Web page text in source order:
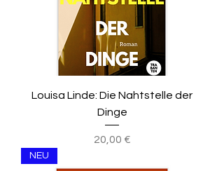
Louisa Linde: Die Nahtstelle der
Dinge
Preis
20,00 €
NEU